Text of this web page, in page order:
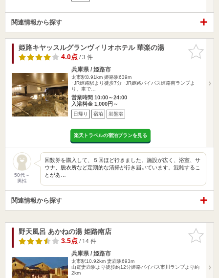
関連情報から探す
お気に入
りに追加
姫路キヤッスルグランヴィリオホテル 華楽の湯
4.0点/ 3 件
兵庫県 / 姫路市
太市駅8.91km 姫路駅639m
･JR姫路駅より徒歩7分 ･JR姫路バイパス姫路南ランプよ
り、車で…
営業時間 10:00～24:00
入浴料金 1,000円～
日帰り 宿泊 岩盤浴
楽天トラベルの宿泊プランを見る
50代～
男性
回数券を購入して、５回ほど行きました。施設が広く、浴室、サ
ウナ、脱衣所など定期的な清掃が行き届いています。混雑するこ
とがあ…
関連情報から探す
お気に入
りに追加
野天風呂 あかねの湯 姫路南店
3.5点/ 14 件
兵庫県 / 姫路市
太市駅10.92km 妻鹿駅693m
山電妻鹿駅より徒歩約12分姫路バイパス市川ランプより約
2km